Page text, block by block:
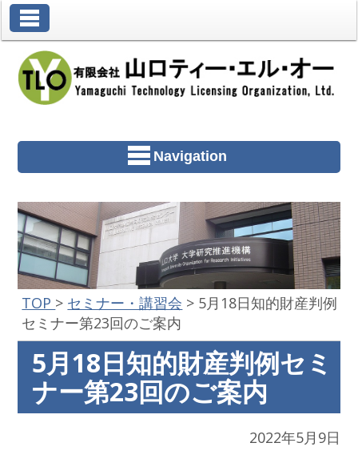
Navigation
TOP > セミナー・講習会 > 5月18日知的財産判例
セミナー第23回のご案内
5月18日知的財産判例セミ
ナー第23回のご案内
2022年5月9日